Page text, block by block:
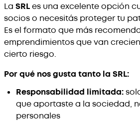
La SRLes una excelente opción
socios o necesitás proteger tu
Es el formato que más
emprendimientos que van
cierto riesgo.
Por qué nos gusta tanto la SRL:
Responsabilidad limitada:
que aportaste a la sociedad,
personales